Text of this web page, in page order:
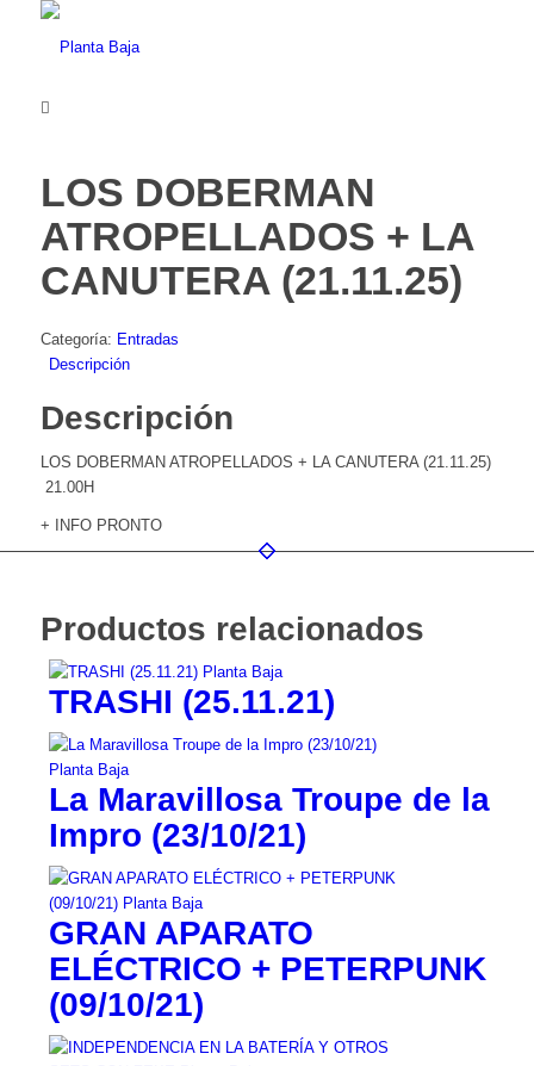
LOS DOBERMAN
ATROPELLADOS + LA
CANUTERA (21.11.25)
Categoría: Entradas
Descripción
Descripción
LOS DOBERMAN ATROPELLADOS + LA CANUTERA (21.11.25)
21.00H
+ INFO PRONTO
Productos relacionados
TRASHI (25.11.21)
La Maravillosa Troupe de la
Impro (23/10/21)
GRAN APARATO
ELÉCTRICO + PETERPUNK
(09/10/21)